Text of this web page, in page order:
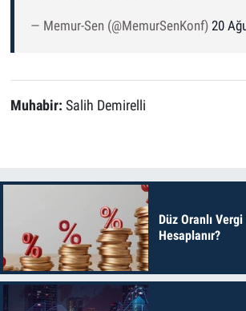
— Memur-Sen (@MemurSenKonf) 20
Muhabir: Salih Demirelli
Düz Oranlı
Hesaplanır?